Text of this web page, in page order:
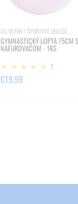
GYMNASTICKÝ LOPTA 75CM S
NAFUKOVAČOM - 1KS
2
€19,99